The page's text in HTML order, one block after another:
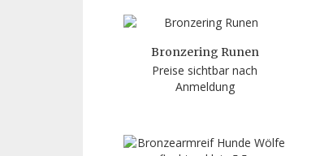
Bronzering Runen
Preise sichtbar nach
Anmeldung